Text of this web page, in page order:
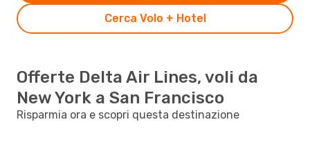
Cerca Volo + Hotel
Offerte Delta Air Lines, voli da
New York a San Francisco
Risparmia ora e scopri questa destinazione